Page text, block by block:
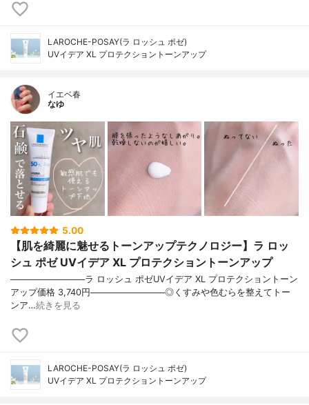
LAROCHE-POSAY(ラ ロッシュ ポゼ)
UVイデア XL プロテクショントーンアップ
イエベ春
なゆ
5.00
【肌を綺麗に魅せるトーンアップテクノロジー】ラ ロッ
シュ ポゼ UVイデア XL プロテクショントーンアップ
────────────ラ ロッシュ ポゼUVイデア XL プロテクショントーン
アップ価格 3,740円────────────◎くすみや色むらを整えてトー
ンア…続きを見る
LAROCHE-POSAY(ラ ロッシュ ポゼ)
UVイデア XL プロテクショントーンアップ